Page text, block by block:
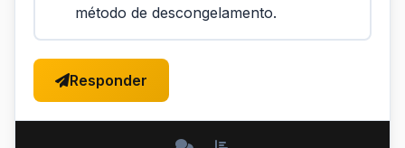
método de descongelamento.
Responder